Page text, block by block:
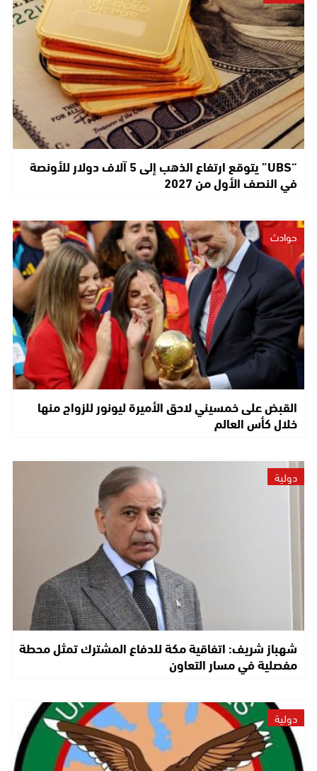
“UBS” يتوقع ارتفاع الذهب إلى 5 آلاف دولار للأونصة
في النصف الأول من 2027
حوادث
القبض على خمسيني لاحق الأميرة ليونور للزواج منها
خلال كأس العالم
دولية
شهباز شريف: اتفاقية مكة للدفاع المشترك تمثل محطة
مفصلية في مسار التعاون
دولية